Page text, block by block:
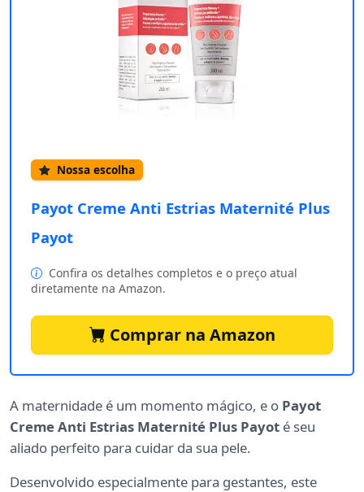
Nossa escolha
Payot Creme Anti Estrias Maternité Plus
Payot
Confira os detalhes completos e o preço atual
diretamente na Amazon.
Comprar na Amazon
A maternidade é um momento mágico, e o Payot
Creme Anti Estrias Maternité Plus Payot é seu
aliado perfeito para cuidar da sua pele.
Desenvolvido especialmente para gestantes, este